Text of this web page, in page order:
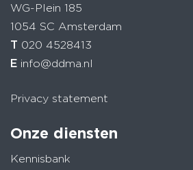
WG-Plein 185
1054 SC Amsterdam
T 020 4528413
E info@ddma.nl
Privacy statement
Onze diensten
Kennisbank